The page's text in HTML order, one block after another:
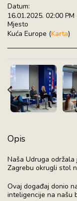
Datum:
16.01.2025. 02:00
Mjesto
Kuća Europe (Karta)
Opis
Naša Udruga održala
Zagrebu okrugli stol
Ovaj događaj donio
inteligencije na našu